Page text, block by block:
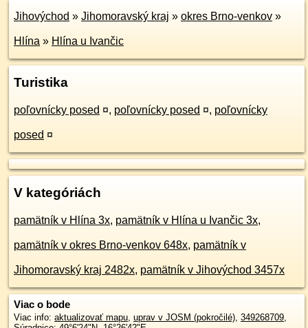
Jihovýchod » Jihomoravský kraj » okres Brno-venkov »
Hlína » Hlína u Ivančic
Turistika
poľovnícky posed ¤, poľovnícky posed ¤, poľovnícky
posed ¤
V kategóriách
pamätník v Hlína 3x, pamätník v Hlína u Ivančic 3x,
pamätník v okres Brno-venkov 648x, pamätník v
Jihomoravský kraj 2482x, pamätník v Jihovýchod 3457x
Viac o bode
Viac info: aktualizovať mapu, uprav v JOSM (pokročilé), 349268709,